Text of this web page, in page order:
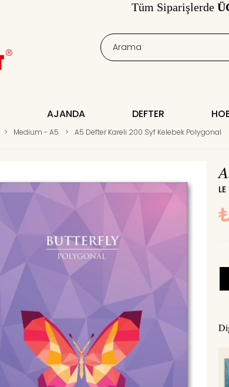
Tüm Siparişlerde
AJANDA DEFTER
> Medium - A5 > A5 Defter Kareli 200 Syf Kelebek Polygonal